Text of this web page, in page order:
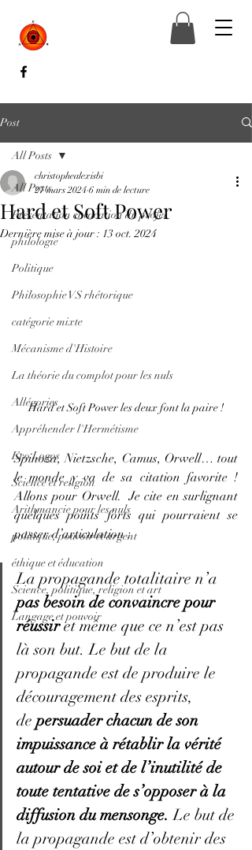
Post
All Posts
Présentation et vocation du projet
philologie
Politique
Philosophie VS rhétorique
catégorie mixte
Mécanisme d'Histoire
La théorie du complot pour les nuls
Allégories
Appréhender l'Hermétisme
Eco Logos
Science et religion
Arithmancie pour les nuls
politique, pouvoir et argent
éthique et éducation
Science, politique, religion et art
Langage et pouvoir
All Posts
Hard et Soft Power
christophealexisbi
27 mars 2024 6 min de lecture
Dernière mise à jour : 13 oct. 2024
Hard et Soft Power les deux font la paire !
Spinoza, Nietzsche, Camus, Orwell… tout
le monde y va de sa citation favorite !
Allons pour Orwell.  Je cite en surlignant
quelques points forts qui pourraient se
passer d’articulation :
La propagande totalitaire n’a
pas besoin de convaincre pour
réussir et même que ce n’est pas
là son but. Le but de la
propagande est de produire le
découragement des esprits,
de persuader chacun de son
impuissance à rétablir la vérité
autour de soi et de l’inutilité de
toute tentative de s’opposer à la
diffusion du mensonge. Le but de
la propagande est d’obtenir des